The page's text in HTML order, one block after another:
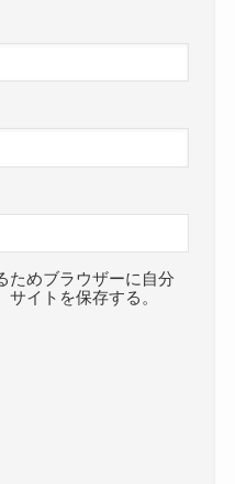
ためブラウザーに自分
イトを保存する。